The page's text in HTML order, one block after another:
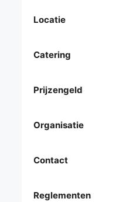
Locatie
Catering
Prijzengeld
Organisatie
Contact
Reglementen